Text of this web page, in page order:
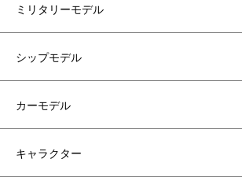
ミリタリーモデル
シップモデル
カーモデル
キャラクター